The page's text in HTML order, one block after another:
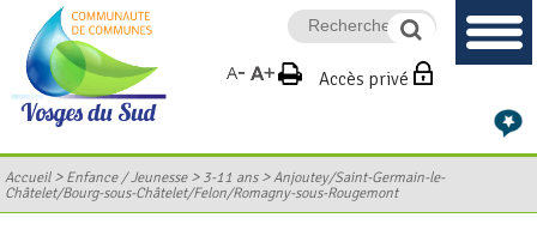
Accès privé
Accueil>Enfance / Jeunesse>3-11 ans>Anjoutey/Saint-Germain-le-
Châtelet/Bourg-sous-Châtelet/Felon/Romagny-sous-Rougemont